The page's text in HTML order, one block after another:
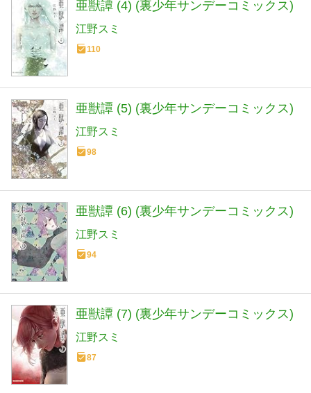
亜獣譚 (4) (裏少年サンデーコミックス)
江野スミ
110
亜獣譚 (5) (裏少年サンデーコミックス)
江野スミ
98
亜獣譚 (6) (裏少年サンデーコミックス)
江野スミ
94
亜獣譚 (7) (裏少年サンデーコミックス)
江野スミ
87